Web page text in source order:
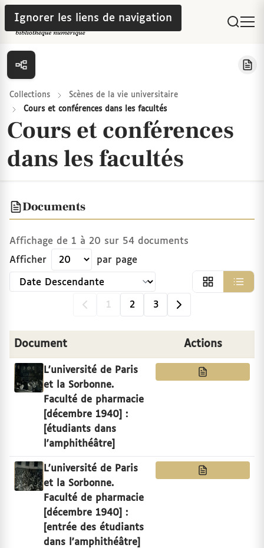
Ignorer les liens de navigation
et d’officiers de l’université de Paris, 16e-
Collections
Scènes de la vie universitaire
Cours et conférences dans les facultés
Cours et conférences
dans les facultés
Documents
Affichage de 1 à 20 sur 54 documents
Afficher
par page
Trier par
1 2 3
Document Actions
L'université de Paris
et la Sorbonne.
Faculté de pharmacie
[décembre 1940] :
[étudiants dans
l'amphithéâtre]
L'université de Paris
et la Sorbonne.
Faculté de pharmacie
[décembre 1940] :
[entrée des étudiants
dans l'amphithéâtre]